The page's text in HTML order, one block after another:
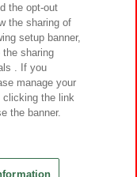
ご質問・お問い合わせ
Inc.
Inc.
Reserved.
the opt-out
the sharing of
setup banner,
sharing
. If you
manage your
clicking the link
the banner.